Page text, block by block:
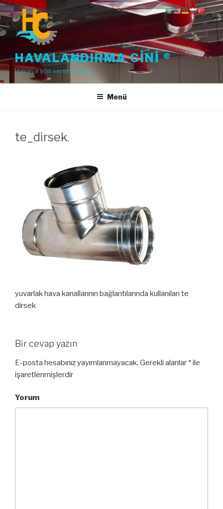
İçeriğe
geç
HAVALANDIRMA CINI ®
Havaya yön veren marka
Menü
te_dirsek.
yuvarlak hava kanallarının bağlantılarında kullanılan te
dirsek
Bir cevap yazın
E-posta hesabınız yayımlanmayacak. Gerekli alanlar *ile
işaretlenmişlerdir
Yorum